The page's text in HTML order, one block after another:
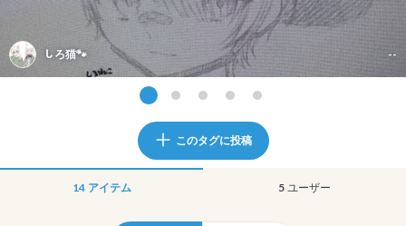
ᒐ ろ猫🐾 --
このタグに投稿
14 アイテム 5 ユーザー